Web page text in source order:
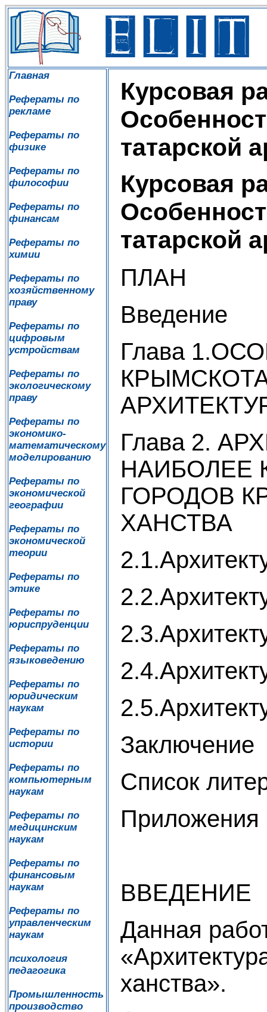
Главная
Рефераты по
рекламе
Рефераты по
физике
Рефераты по
философии
Рефераты по
финансам
Рефераты по
химии
Рефераты по
хозяйственному
праву
Рефераты по
цифровым
устройствам
Рефераты по
экологическому
праву
Рефераты по
экономико-
математическому
моделированию
Рефераты по
экономической
географии
Рефераты по
экономической
теории
Рефераты по
этике
Рефераты по
юриспруденции
Рефераты по
языковедению
Рефераты по
юридическим
наукам
Рефераты по
истории
Рефераты по
компьютерным
наукам
Рефераты по
медицинским
наукам
Рефераты по
финансовым
наукам
Рефераты по
управленческим
наукам
психология
педагогика
Промышленность
производство
Курсовая
татарской
Курсовая
татарской
ПЛАН
Введение
Глава
Глава 2.
НАИБОЛЕЕ
ГОРОДОВ
ХАНСТВА
Заключение
Список
Приложения
ВВЕДЕНИЕ
Данная
ханства».